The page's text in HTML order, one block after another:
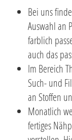
Bei uns
Auswahl an
farblich
auch das
Im Bereich
Such- und
an Stoffen
Monatlich
fertiges